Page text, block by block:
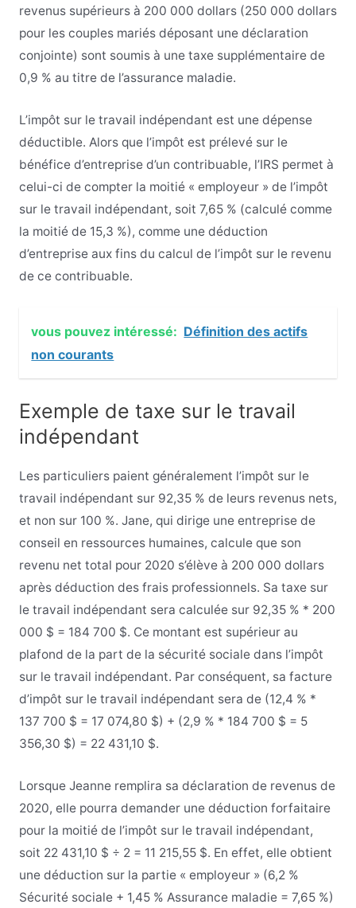
revenus supérieurs à 200 000 dollars (250 000 dollars
pour les couples mariés déposant une déclaration
conjointe) sont soumis à une taxe supplémentaire de
0,9 % au titre de l’assurance maladie.
L’impôt sur le travail indépendant est une dépense
déductible. Alors que l’impôt est prélevé sur le
bénéfice d’entreprise d’un contribuable, l’IRS permet à
celui-ci de compter la moitié « employeur » de l’impôt
sur le travail indépendant, soit 7,65 % (calculé comme
la moitié de 15,3 %), comme une déduction
d’entreprise aux fins du calcul de l’impôt sur le revenu
de ce contribuable.
vous pouvez intéressé: Définition des actifs
non courants
Exemple de taxe sur le travail
indépendant
Les particuliers paient généralement l’impôt sur le
travail indépendant sur 92,35 % de leurs revenus nets,
et non sur 100 %. Jane, qui dirige une entreprise de
conseil en ressources humaines, calcule que son
revenu net total pour 2020 s’élève à 200 000 dollars
après déduction des frais professionnels. Sa taxe sur
le travail indépendant sera calculée sur 92,35 % * 200
000 $ = 184 700 $. Ce montant est supérieur au
plafond de la part de la sécurité sociale dans l’impôt
sur le travail indépendant. Par conséquent, sa facture
d’impôt sur le travail indépendant sera de (12,4 % *
137 700 $ = 17 074,80 $) + (2,9 % * 184 700 $ = 5
356,30 $) = 22 431,10 $.
Lorsque Jeanne remplira sa déclaration de revenus de
2020, elle pourra demander une déduction forfaitaire
pour la moitié de l’impôt sur le travail indépendant,
soit 22 431,10 $ ÷ 2 = 11 215,55 $. En effet, elle obtient
une déduction sur la partie « employeur » (6,2 %
Sécurité sociale + 1,45 % Assurance maladie = 7,65 %)